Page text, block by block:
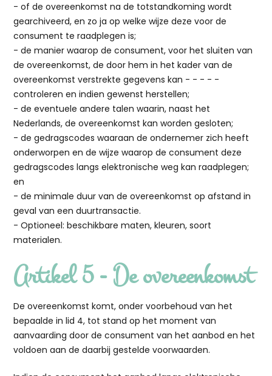
- of de overeenkomst na de totstandkoming wordt
gearchiveerd, en zo ja op welke wijze deze voor de
consument te raadplegen is;
- de manier waarop de consument, voor het sluiten van
de overeenkomst, de door hem in het kader van de
overeenkomst verstrekte gegevens kan - - - - -
controleren en indien gewenst herstellen;
- de eventuele andere talen waarin, naast het
Nederlands, de overeenkomst kan worden gesloten;
- de gedragscodes waaraan de ondernemer zich heeft
onderworpen en de wijze waarop de consument deze
gedragscodes langs elektronische weg kan raadplegen;
en
- de minimale duur van de overeenkomst op afstand in
geval van een duurtransactie.
- Optioneel: beschikbare maten, kleuren, soort
materialen.
Artikel 5 - De overeenkomst
De overeenkomst komt, onder voorbehoud van het
bepaalde in lid 4, tot stand op het moment van
aanvaarding door de consument van het aanbod en het
voldoen aan de daarbij gestelde voorwaarden.